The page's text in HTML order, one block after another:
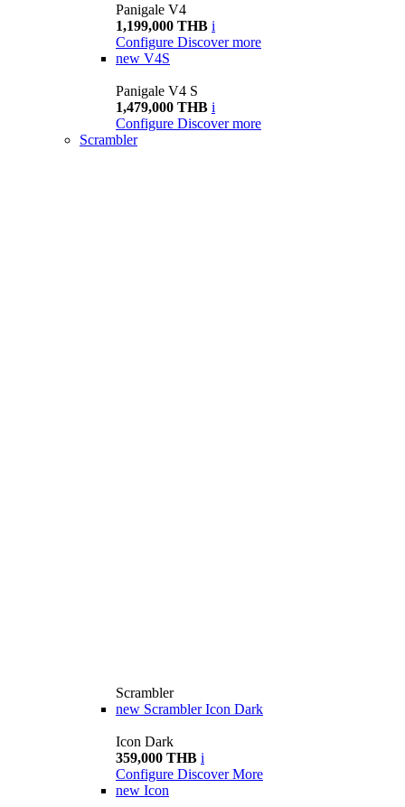
Panigale V4
1,199,000 THB i
Configure Discover more
new V4S
Panigale V4 S
1,479,000 THB i
Configure Discover more
Scrambler
Scrambler
new Scrambler Icon Dark
Icon Dark
359,000 THB i
Configure Discover More
new Icon